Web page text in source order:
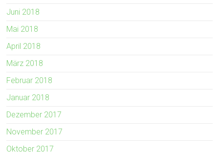
Juni 2018
Mai 2018
April 2018
März 2018
Februar 2018
Januar 2018
Dezember 2017
November 2017
Oktober 2017